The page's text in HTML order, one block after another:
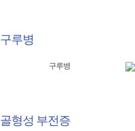
구루병
골형성 부전증